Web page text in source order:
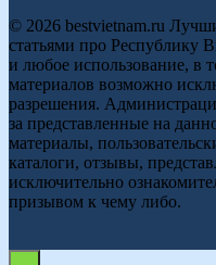
© 2026 bestvietnam.ru
статьями про Республику
и любое использование, в
материалов возможно
разрешения.
за представленные на
материалы,
каталоги, отзывы,
исключительно
призывом к чему либо.